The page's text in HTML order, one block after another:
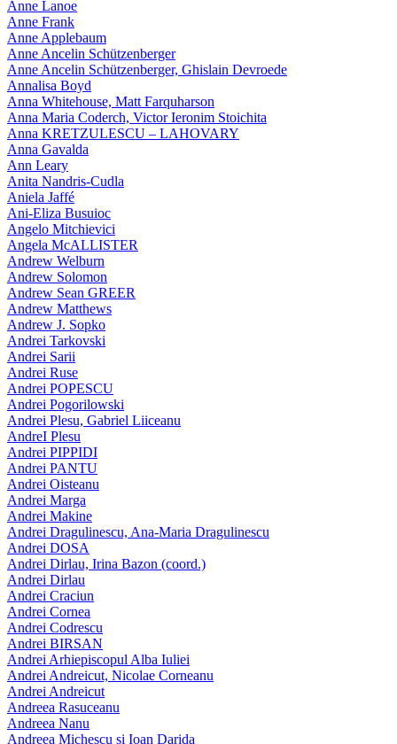
Anne Lanoe
Anne Frank
Anne Applebaum
Anne Ancelin Schützenberger
Anne Ancelin Schützenberger, Ghislain Devroede
Annalisa Boyd
Anna Whitehouse, Matt Farquharson
Anna Maria Coderch, Victor Ieronim Stoichita
Anna KRETZULESCU – LAHOVARY
Anna Gavalda
Ann Leary
Anita Nandris-Cudla
Aniela Jaffé
Ani-Eliza Busuioc
Angelo Mitchievici
Angela McALLISTER
Andrew Welburn
Andrew Solomon
Andrew Sean GREER
Andrew Matthews
Andrew J. Sopko
Andrei Tarkovski
Andrei Sarii
Andrei Ruse
Andrei POPESCU
Andrei Pogorilowski
Andrei Plesu, Gabriel Liiceanu
AndreI Plesu
Andrei PIPPIDI
Andrei PANTU
Andrei Oisteanu
Andrei Marga
Andrei Makine
Andrei Dragulinescu, Ana-Maria Dragulinescu
Andrei DOSA
Andrei Dirlau, Irina Bazon (coord.)
Andrei Dirlau
Andrei Craciun
Andrei Cornea
Andrei Codrescu
Andrei BIRSAN
Andrei Arhiepiscopul Alba Iuliei
Andrei Andreicut, Nicolae Corneanu
Andrei Andreicut
Andreea Rasuceanu
Andreea Nanu
Andreea Michescu si Ioan Darida